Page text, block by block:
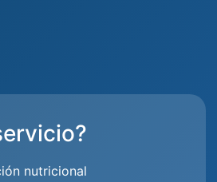
nutricional